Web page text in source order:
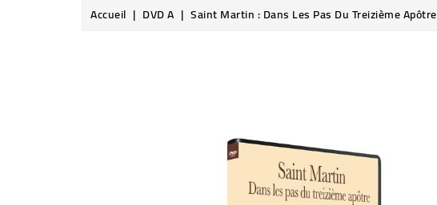
Accueil DVD A Saint Martin : Dans Les Pas Du Treizième Apôtre